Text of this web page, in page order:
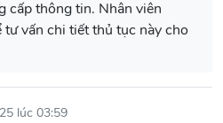
cấp thông tin. Nhân viên
vấn chi tiết thủ tục này cho
lúc 03:59